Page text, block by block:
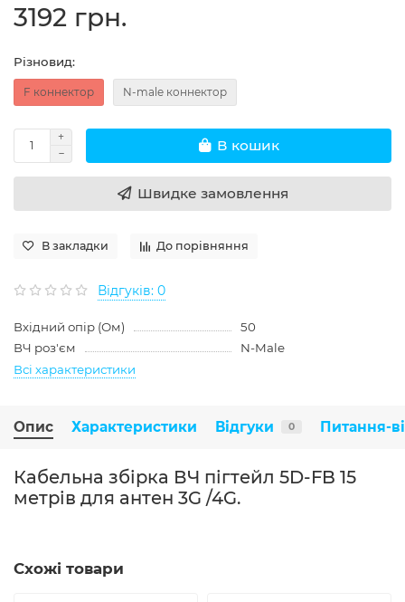
3192 грн.
Різновид:
F коннектор N-male коннектор
В кошик
Швидке замовлення
В закладки До порівняння
Відгуків: 0
Вхідний опір (Ом)
50
ВЧ роз'єм
N-Male
Всі характеристики
Опис Характеристики Відгуки 0 Питання-
Кабельна збірка ВЧ пігтейл 5D-FB 15
метрів для антен 3G /4G.
Схожі товари